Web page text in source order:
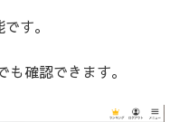
す。
確認できます。